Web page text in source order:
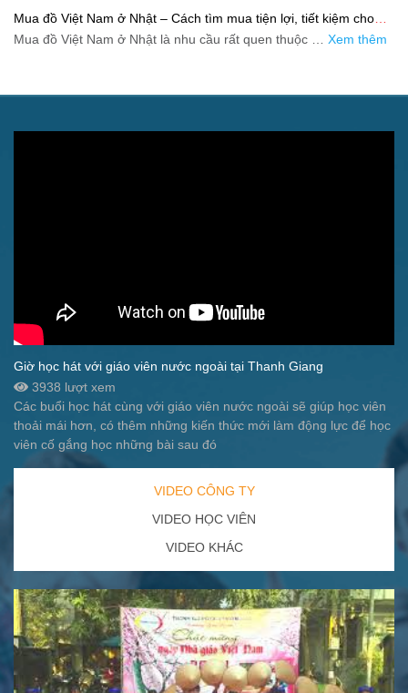
Mua đồ Việt Nam ở Nhật – Cách tìm mua tiện lợi, tiết kiệm cho
người xa quê
Mua đồ Việt Nam ở Nhật là nhu cầu rất quen thuộc … Xem thêm
Giờ học hát với giáo viên nước ngoài tại Thanh Giang
3938 lượt xem
Các buổi học hát cùng với giáo viên nước ngoài sẽ giúp học viên
thoải mái hơn, có thêm những kiến thức mới làm động lực để học
viên cố gắng học những bài sau đó
VIDEO CÔNG TY
VIDEO HỌC VIÊN
VIDEO KHÁC